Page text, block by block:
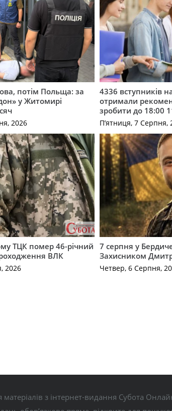
потім Польща: за
у Житомирі
2026
4336 вступників
отримали
зробити до 18:00
П’ятниця, 7 Серпня,
ТЦК помер 46-річний
ВЛК
2026
7 серпня у
Захисником
Четвер, 6 Серпня,
з інтернет-видання Субота